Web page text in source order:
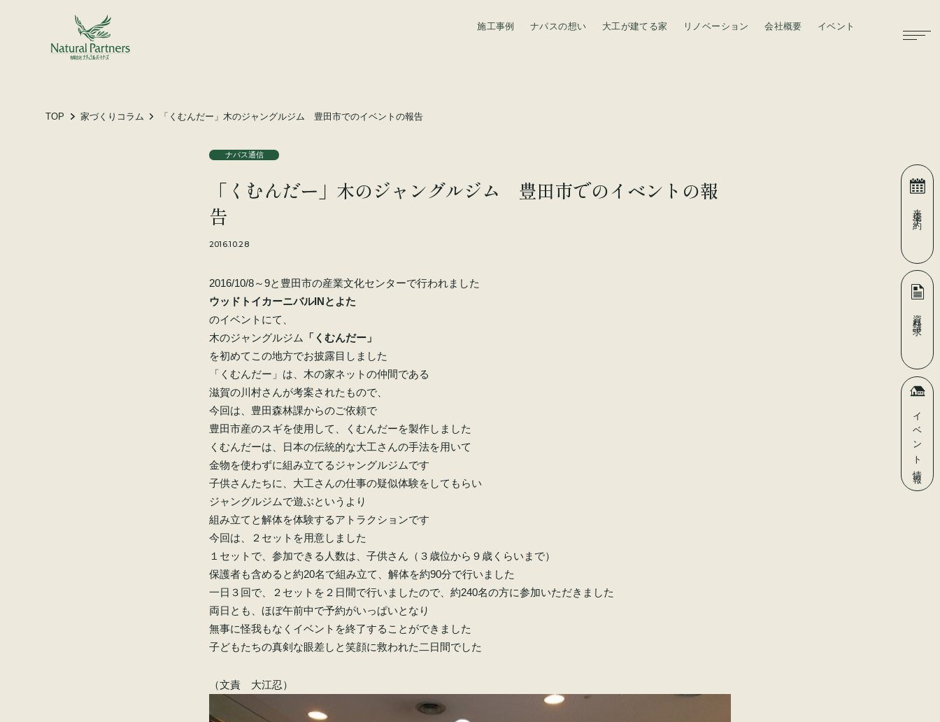
施工事例 ナパスの想い 大工が建てる家 リノベーション 会社概要 イベント
TOP 家づくりコラム 「くむんだー」木のジャングルジム 豊田市でのイベントの報告
ナパス通信
「くむんだー」木のジャングルジム 豊田市でのイベントの報
告
2016.10.28
2016/10/8～9と豊田市の産業文化センターで行われました
ウッドトイカーニバルINとよた
のイベントにて、
木のジャングルジム 「くむんだー」
を初めてこの地方でお披露目しました
「くむんだー」は、木の家ネットの仲間である
滋賀の川村さんが考案されたもので、
今回は、豊田森林課からのご依頼で
豊田市産のスギを使用して、くむんだーを製作しました
くむんだーは、日本の伝統的な大工さんの手法を用いて
金物を使わずに組み立てるジャングルジムです
子供さんたちに、大工さんの仕事の疑似体験をしてもらい
ジャングルジムで遊ぶというより
組み立てと解体を体験するアトラクションです
今回は、２セットを用意しました
１セットで、参加できる人数は、子供さん（３歳位から９歳くらいまで）
保護者も含めると約20名で組み立て、解体を約90分で行いました
一日３回で、２セットを２日間で行いましたので、約240名の方に参加いただきました
両日とも、ほぼ午前中で予約がいっぱいとなり
無事に怪我もなくイベントを終了することができました
子どもたちの真剣な眼差しと笑顔に救われた二日間でした
（文責 大江忍）
会社概要
スタッフ紹介
家づくりコラム 来場予約
資料請求
イベント